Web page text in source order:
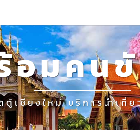
อมคน
ตู้เชียงใหม่ บริการนำเที่